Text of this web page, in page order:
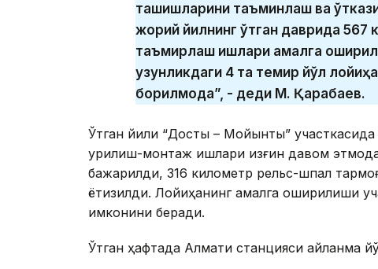
ташишларини таъминлаш ва
жорий йилнинг ўтган даврида
таъмирлаш ишлари амалга
узунликдаги 4 та темир йўл
борилмоқда”, - деди М. Қарабаев.
Ўтган йили “Достық – Мойынты”
қурилиш-монтаж ишлари қизғин давом
бажарилди, 316 километр рельс-шпал
ётқизилди. Лойиҳанинг амалга оширилиши
имконини беради.
Ўтган ҳафтада Алмати станцияси айланма